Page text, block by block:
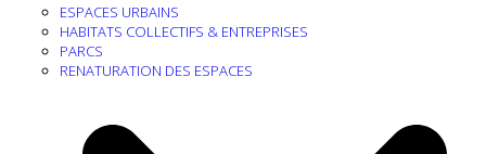
ESPACES URBAINS
HABITATS COLLECTIFS & ENTREPRISES
PARCS
RENATURATION DES ESPACES